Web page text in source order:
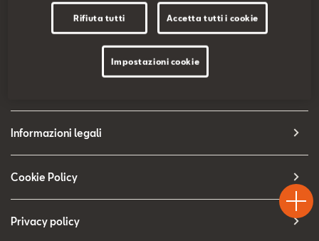
Business
SEAT Usato Certificato
Contatti
Configuratore
Informazioni legali
Cookie Policy
Privacy policy
Drive
Chiama
Rifiuta tutti Accetta tutti i cookie
Impostazioni cookie